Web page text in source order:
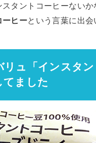
スタントコーヒーない
ーヒーという言葉に出会
リュ「インスタ
てました